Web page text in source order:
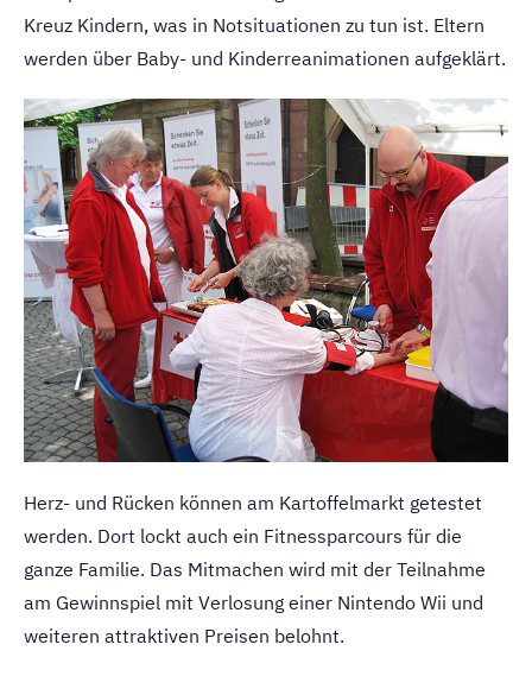
Kreuz Kindern, was in Notsituationen zu tun ist. Eltern
werden über Baby- und Kinderreanimationen aufgeklärt.
Herz- und Rücken können am Kartoffelmarkt getestet
werden. Dort lockt auch ein Fitnessparcours für die
ganze Familie. Das Mitmachen wird mit der Teilnahme
am Gewinnspiel mit Verlosung einer Nintendo Wii und
weiteren attraktiven Preisen belohnt.